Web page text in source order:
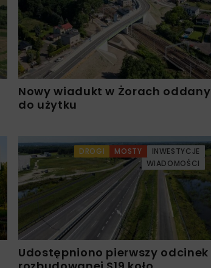
Nowy wiadukt w Żorach oddany
do użytku
DROGI MOSTY
INWESTYCJE
WIADOMOŚCI
Udostępniono pierwszy odcinek